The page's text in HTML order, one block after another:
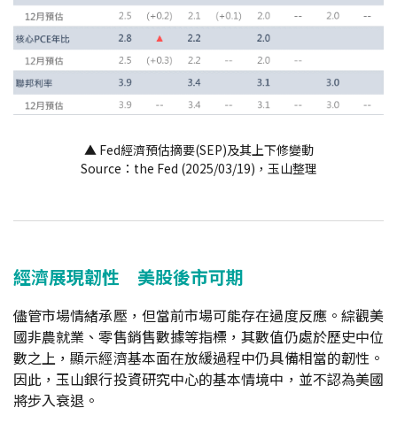
▲ Fed經濟預估摘要(SEP)及其上下修變動
Source：the Fed (2025/03/19)，玉山整理
經濟展現韌性 美股後市可期
儘管市場情緒承壓，但當前市場可能存在過度反應。綜觀美
國非農就業、零售銷售數據等指標，其數值仍處於歷史中位
數之上，顯示經濟基本面在放緩過程中仍具備相當的韌性。
因此，玉山銀行投資研究中心的基本情境中，並不認為美國
將步入衰退。